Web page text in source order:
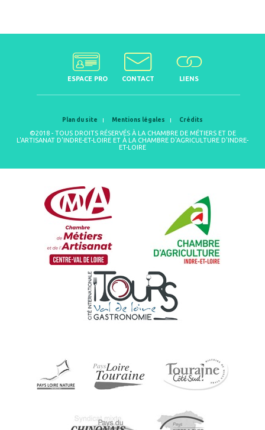
ESPACE PRO CONTACT LIENS
Plan du site Mentions légales Crédits
©2018 - TOUS DROITS RÉSERVÉS À LA CHAMBRE DE MÉTIERS ET DE
L'ARTISANAT D'INDRE-ET-LOIRE ET À LA CHAMBRE D'AGRICULTURE D'INDRE-
ET-LOIRE